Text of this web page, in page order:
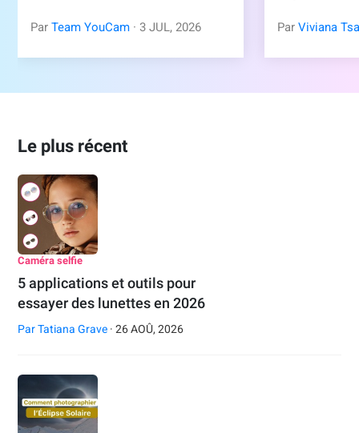
ParTeam YouCam · 3 JUL, 2026 ParViviana
Le plus récent
Caméra selfie
5 applications et outils pour
essayer des lunettes en 2026
ParTatiana Grave · 26 AOÛ, 2026